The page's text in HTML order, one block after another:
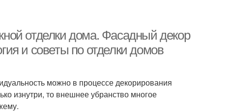
отделки дома. Фасадный декор
и советы по отделки домов
можно в процессе декорирования
изнутри, то внешнее убранство многое